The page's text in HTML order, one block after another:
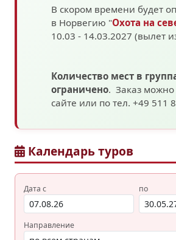
В скором времени будет
в Норвегию "Охота на
10.03 - 14.03.2027 (вылет
Количество мест в
ограничено. Заказ
сайте или по тел. +49 511
Календарь туров
Дата с по
Направление